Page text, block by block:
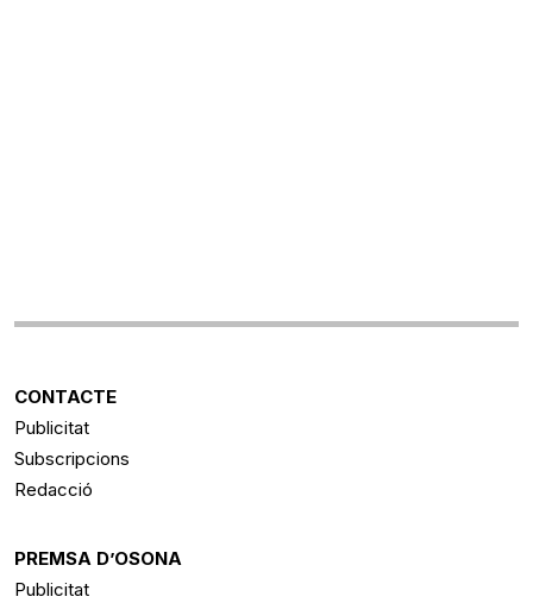
CONTACTE
Publicitat
Subscripcions
Redacció
PREMSA D’OSONA
Publicitat